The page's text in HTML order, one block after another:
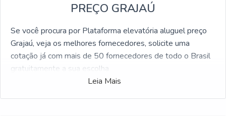
PREÇO GRAJAÚ
Se você procura por Plataforma elevatória aluguel preço
Grajaú, veja os melhores fornecedores, solicite uma
cotação já com mais de 50 fornecedores de todo o Brasil
gratuitamente a sua escolha
Grajaú, encontre a empresa líder do mercado. Realize uma
Leia Mais